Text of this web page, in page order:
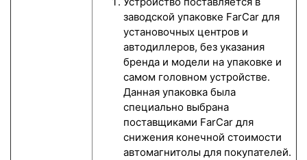
заводской упаковке FarCar для
установочных центров и
автодиллеров, без указания
бренда и модели на упаковке и
самом головном устройстве.
Данная упаковка была
специально выбрана
поставщиками FarCar для
снижения конечной стоимости
автомагнитолы для покупателей.